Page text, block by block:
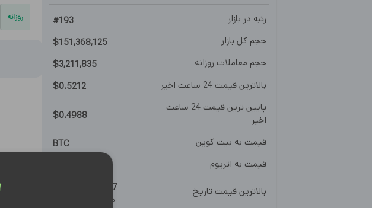
رتبه در بازار #193
حجم کل بازار
$151,368,125
حجم معاملات روزانه
$3,211,835
بالاترین قیمت 24 ساعت اخیر
$0.5212
پایین ترین قیمت 24 ساعت
اخیر
$0.4988
قیمت به بیت کوین
BTC
قیمت به اتریوم
بالاترین قیمت تاریخ 8.07
در
روزانه